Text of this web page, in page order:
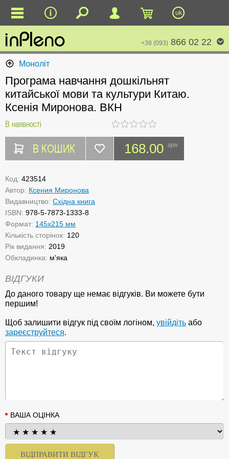
uk
+38 (093) 866 02 22
Моноліт
Програма навчання дошкільнят
китайської мови та культури Китаю.
Ксенія Миронова. ВКН
В наявності
В КОШИК 168.00 грн
Код: 423514
Автор: Ксения Миронова
Видавництво: Східна книга
ISBN: 978-5-7873-1333-8
Формат: 145х215 мм
Кількість сторінок: 120
Рік видання: 2019
Обкладинка: м'яка
ВІДГУКИ
До даного товару ще немає відгуків. Ви можете бути
першим!
Щоб залишити відгук під своїм логіном, увійдіть або
зареєструйтеся.
ВАША ОЦІНКА